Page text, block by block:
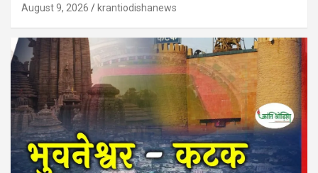
August 9, 2026 krantiodishanews